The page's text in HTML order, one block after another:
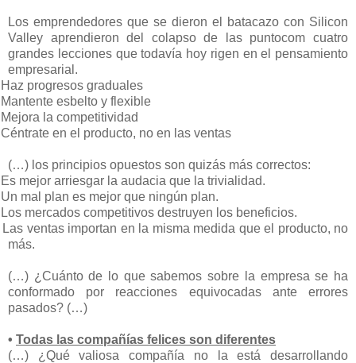
Los emprendedores que se dieron el batacazo con Silicon
Valley aprendieron del colapso de las puntocom cuatro
grandes lecciones que todavía hoy rigen en el pensamiento
empresarial.
Haz progresos graduales
Mantente esbelto y flexible
Mejora la competitividad
Céntrate en el producto, no en las ventas
(…) los principios opuestos son quizás más correctos:
Es mejor arriesgar la audacia que la trivialidad.
Un mal plan es mejor que ningún plan.
Los mercados competitivos destruyen los beneficios.
Las ventas importan en la misma medida que el producto, no
más.
(…) ¿Cuánto de lo que sabemos sobre la empresa se ha
conformado por reacciones equivocadas ante errores
pasados? (…)
• Todas las compañías felices son diferentes
(…) ¿Qué valiosa compañía no la está desarrollando